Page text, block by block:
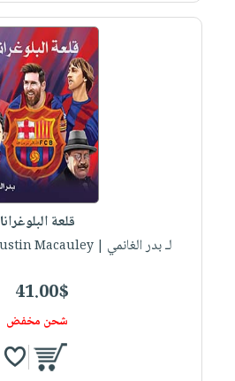
قلعة البلوغرانا
لـ بدر الغانمي | Austin Macauley |ورقي غلاف عادي
41.00$
شحن مخفض